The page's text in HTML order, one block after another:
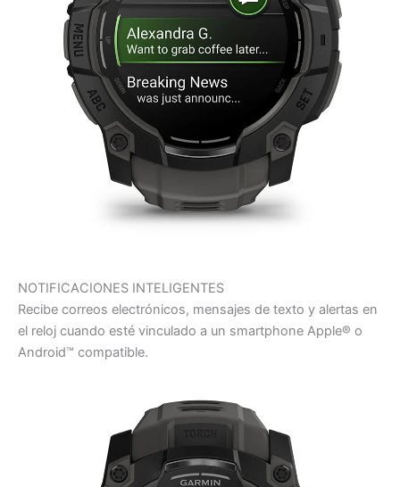
NOTIFICACIONES INTELIGENTES
Recibe correos electrónicos, mensajes de texto y alertas en
el reloj cuando esté vinculado a un smartphone Apple® o
Android™ compatible.